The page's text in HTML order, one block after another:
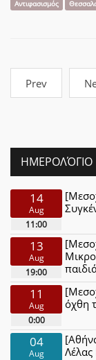
Αντιφασισμός
Prev
ΗΜΕΡΟΛΌΓΙΟ
14
Aug
11:00
13
Aug
19:00
11
Aug
0:00
όχθη
04
Aug